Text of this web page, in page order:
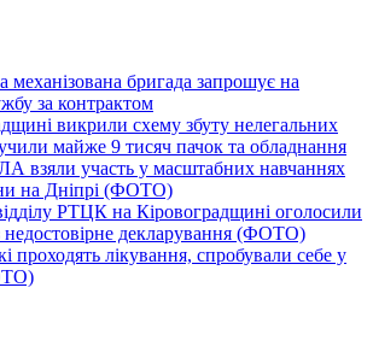
механізована бригада запрошує на
за контрактом
викрили схему збуту нелегальних
майже 9 тисяч пачок та обладнання
взяли участь у масштабних навчаннях
на Дніпрі (ФОТО)
РТЦК на Кіровоградщині оголосили
недостовірне декларування (ФОТО)
проходять лікування, спробували себе у